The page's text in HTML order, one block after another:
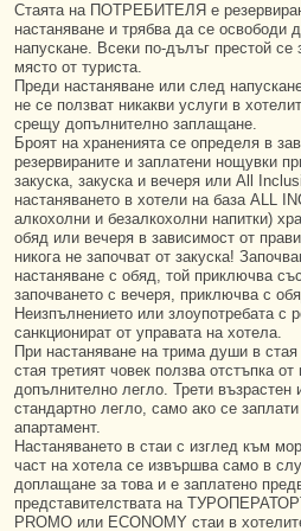
Стаята на ПОТРЕБИТЕЛЯ е
настаняване и трябва да се освободи
напускане. Всеки по-дълъг престой
място от туриста.
Преди настаняване или след
не се ползват никакви услуги в
срещу допълнително заплащане.
Броят на храненията се определя в
резервираните и заплатени нощувки
закуска, закуска и вечеря или All
настаняването в хотели на база ALL
алкохолни и безалкохолни напитки)
обяд или вечеря в зависимост от
никога не започват от закуска!
настаняване с обяд, той приключва
започването с вечеря, приключва с
Неизпълнението или злоупотребата с
санкционират от управата на хотела.
При настаняване на трима души в
стая третият човек ползва отстъпка
допълнително легло. Трети възрастен
стандартно легло, само ако се
апартамент.
Настаняването в стаи с изглед към
част на хотела се извършва само в
доплащане за това и е заплатено
представителствата на
PROMO или ECONOMY стаи в